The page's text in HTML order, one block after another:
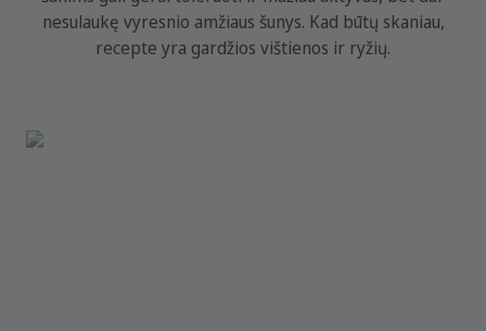
nesulaukę vyresnio amžiaus šunys. Kad būtų skaniau,
recepte yra gardžios vištienos ir ryžių.